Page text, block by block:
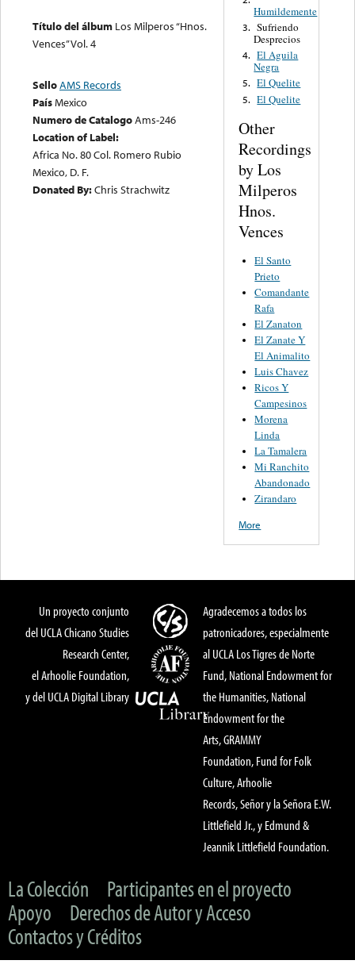
Título del álbum Los Milperos “Hnos.
Vences” Vol. 4
SelloAMS Records
PaísMexico
Numero de CatalogoAms-246
Location of Label:
Africa No. 80 Col. Romero Rubio
Mexico, D. F.
Donated By:Chris Strachwitz
Humildemente
3. Sufriendo
Desprecios
4. El Aguila
Negra
5. El Quelite
5. El Quelite
Other
Recordings
by Los
Milperos
Hnos.
Vences
El Santo
Prieto
Comandante
Rafa
El Zanaton
El Zanate Y
El Animalito
Luis Chavez
Ricos Y
Campesinos
Morena
Linda
La Tamalera
Mi Ranchito
Abandonado
Zirandaro
More
Un proyecto conjunto
del UCLA Chicano Studies
Research Center,
el Arhoolie Foundation,
y del UCLA Digital Library
Agradecemos a todos los
patronicadores, especialmente
al UCLA Los Tigres de Norte
Fund, National Endowment for
the Humanities, National
Endowment for the
Arts, GRAMMY
Foundation, Fund for Folk
Culture, Arhoolie
Records, Señor y la Señora E.W.
Littlefield Jr., y Edmund &
Jeannik Littlefield Foundation.
La Colección
Participantes en el proyecto
Apoyo
Derechos de Autor y Acceso
Contactos y Créditos